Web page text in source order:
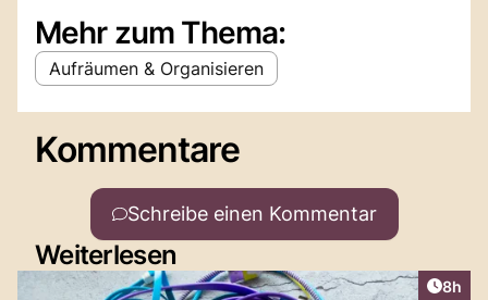
Mehr zum Thema:
Aufräumen & Organisieren
Kommentare
Schreibe einen Kommentar
Weiterlesen
8h